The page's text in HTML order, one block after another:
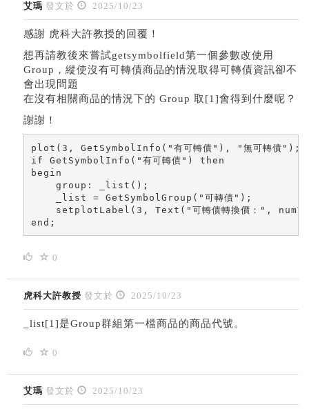
艾瑪 發文於 2025/10/23
感謝 虎科大許教授的回覆！
想再請教後來嘗試getsymbolfield第一個參數改使用
Group，縱使沒有可轉債商品的情況取得可轉債資訊卻不
會出現問題
在沒有相關商品的情況下的 Group 取[1]會得到什麼呢？
謝謝！
plot(3, GetSymbolInfo("有可轉債"), "無可轉債");
if GetSymbolInfo("有可轉債") then
begin
    group: _list();
    _list = GetSymbolGroup("可轉債");
setplotLabel(3, Text("可轉債轉換價：",
end;
0
虎科大許教授 發文於 2025/10/23
_list[1]是Group群組第一檔商品的商品代號。
0
艾瑪 發文於 2025/10/23